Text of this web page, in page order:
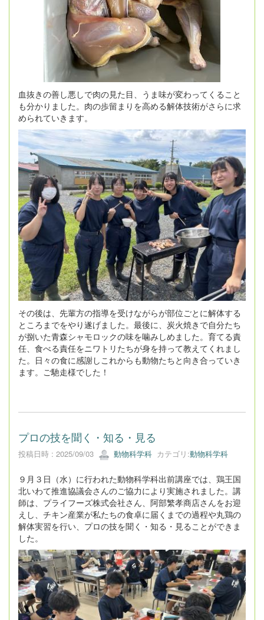
血抜きの善し悪しで肉の見た目、うま味が変わってくること
も分かりました。肉の歩留まりを高める解体技術がさらに求
められていきます。
その後は、先輩方の指導を受けながらが部位ごとに解体する
ところまでをやり遂げました。最後に、炭火焼きで自分たち
が捌いた青森シャモロックの味を噛みしめました。育てる責
任、食べる責任をニワトリたちが身を持って教えてくれまし
た。日々の食に感謝しこれからも動物たちと向き合っていき
ます。ご馳走様でした！
プロの技を聞く・知る・見る
投稿日時 : 2025/09/03 動物科学科 カテゴリ:動物科学科
９月３日（水）に行われた動物科学科出前講座では、鶏王国
北いわて推進協議会さんのご協力により実施されました。講
師は、プライフーズ株式会社さん、阿部繁孝商店さんをお迎
えし、チキン産業が私たちの食卓に届くまでの過程や丸鶏の
解体実習を行い、プロの技を聞く・知る・見ることができま
した。